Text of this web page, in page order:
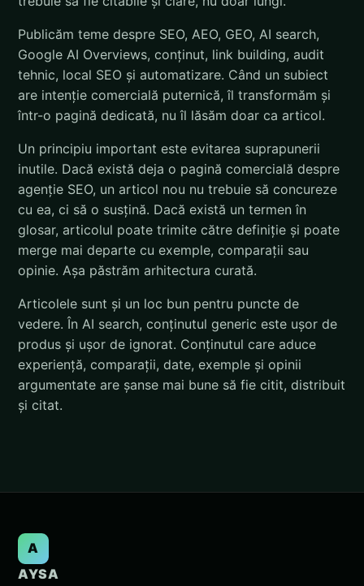
Publicăm teme despre SEO, AEO, GEO, AI search,
Google AI Overviews, conținut, link building, audit
tehnic, local SEO și automatizare. Când un subiect
are intenție comercială puternică, îl transformăm și
într-o pagină dedicată, nu îl lăsăm doar ca articol.
Un principiu important este evitarea suprapunerii
inutile. Dacă există deja o pagină comercială despre
agenție SEO, un articol nou nu trebuie să concureze
cu ea, ci să o susțină. Dacă există un termen în
glosar, articolul poate trimite către definiție și poate
merge mai departe cu exemple, comparații sau
opinie. Așa păstrăm arhitectura curată.
Articolele sunt și un loc bun pentru puncte de
vedere. În AI search, conținutul generic este ușor de
produs și ușor de ignorat. Conținutul care aduce
experiență, comparații, date, exemple și opinii
argumentate are șanse mai bune să fie citit, distribuit
și citat.
A
AYSA